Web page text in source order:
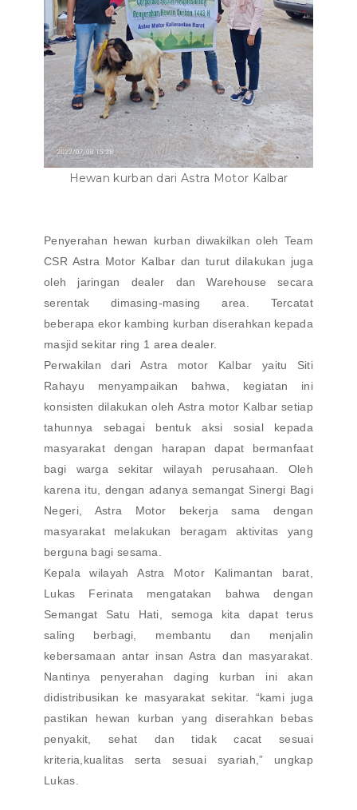
Hewan kurban dari Astra Motor Kalbar
Penyerahan hewan kurban diwakilkan oleh Team
CSR Astra Motor Kalbar dan turut dilakukan juga
oleh jaringan dealer dan Warehouse secara
serentak dimasing-masing area. Tercatat
beberapa ekor kambing kurban diserahkan kepada
masjid sekitar ring 1 area dealer.
Perwakilan dari Astra motor Kalbar yaitu Siti
Rahayu menyampaikan bahwa, kegiatan ini
konsisten dilakukan oleh Astra motor Kalbar setiap
tahunnya sebagai bentuk aksi sosial kepada
masyarakat dengan harapan dapat bermanfaat
bagi warga sekitar wilayah perusahaan. Oleh
karena itu, dengan adanya semangat Sinergi Bagi
Negeri, Astra Motor bekerja sama dengan
masyarakat melakukan beragam aktivitas yang
berguna bagi sesama.
Kepala wilayah Astra Motor Kalimantan barat,
Lukas Ferinata mengatakan bahwa dengan
Semangat Satu Hati, semoga kita dapat terus
saling berbagi, membantu dan menjalin
kebersamaan antar insan Astra dan masyarakat.
Nantinya penyerahan daging kurban ini akan
didistribusikan ke masyarakat sekitar. “kami juga
pastikan hewan kurban yang diserahkan bebas
penyakit, sehat dan tidak cacat sesuai
kriteria,kualitas serta sesuai syariah,” ungkap
Lukas.